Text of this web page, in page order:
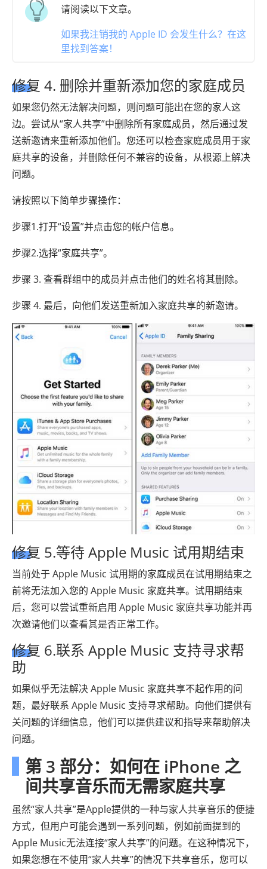
请阅读以下文章。
如果我注销我的 Apple ID 会发生什么？在这
里找到答案！
修复 4. 删除并重新添加您的家庭成员
如果您仍然无法解决问题，则问题可能出在您的家人这
边。尝试从“家人共享”中删除所有家庭成员，然后通过发
送新邀请来重新添加他们。您还可以检查家庭成员用于家
庭共享的设备，并删除任何不兼容的设备，从根源上解决
问题。
请按照以下简单步骤操作：
步骤1.打开“设置”并点击您的帐户信息。
步骤2.选择“家庭共享”。
步骤 3. 查看群组中的成员并点击他们的姓名将其删除。
步骤 4. 最后，向他们发送重新加入家庭共享的新邀请。
修复 5.等待 Apple Music 试用期结束
当前处于 Apple Music 试用期的家庭成员在试用期结束之
前将无法加入您的 Apple Music 家庭共享。试用期结束
后，您可以尝试重新启用 Apple Music 家庭共享功能并再
次邀请他们以查看其是否正常工作。
修复 6.联系 Apple Music 支持寻求帮
助
如果似乎无法解决 Apple Music 家庭共享不起作用的问
题，最好联系 Apple Music 支持寻求帮助。向他们提供有
关问题的详细信息，他们可以提供建议和指导来帮助解决
问题。
第 3 部分：如何在 iPhone 之
间共享音乐而无需家庭共享
虽然“家人共享”是Apple提供的一种与家人共享音乐的便捷
方式，但用户可能会遇到一系列问题，例如前面提到的
Apple Music无法连接“家人共享”的问题。在这种情况下，
如果您想在不使用“家人共享”的情况下共享音乐，您可以